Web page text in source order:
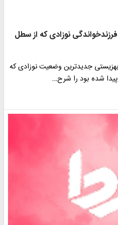
برای فرزندخواندگی نوزادی که از سطل
جدیدترین وضعیت نوزادی که
پیدا شده بود را شرح…